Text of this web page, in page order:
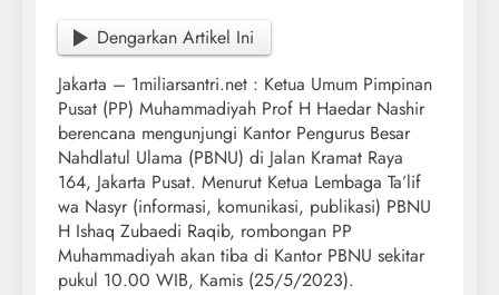
Dengarkan Artikel Ini
Jakarta – 1miliarsantri.net : Ketua Umum Pimpinan
Pusat (PP) Muhammadiyah Prof H Haedar Nashir
berencana mengunjungi Kantor Pengurus Besar
Nahdlatul Ulama (PBNU) di Jalan Kramat Raya
164, Jakarta Pusat. Menurut Ketua Lembaga Ta’lif
wa Nasyr (informasi, komunikasi, publikasi) PBNU
H Ishaq Zubaedi Raqib, rombongan PP
Muhammadiyah akan tiba di Kantor PBNU sekitar
pukul 10.00 WIB, Kamis (25/5/2023).